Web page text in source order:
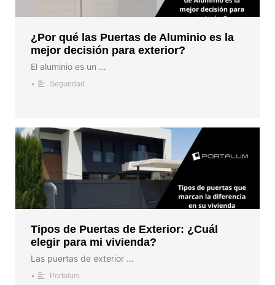
¿Por qué las Puertas de Aluminio es la
mejor decisión para exterior?
El aluminio es un …
• Seguridad
Tipos de Puertas de Exterior: ¿Cuál
elegir para mi vivienda?
Las puertas de exterior …
• Portalum